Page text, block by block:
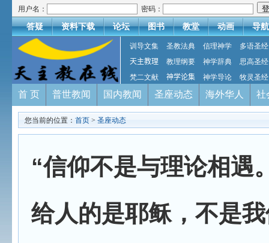
用户名： 密码：
答疑 资料下载 论坛 图书 教堂 动画 导航
训导文集 圣教法典 信理神学
多语圣经
天主教理
教理纲要 神学辞典
思高圣经
梵二文献
神学论集 神学导论 牧灵圣经
首 页 普世教闻 国内教闻 圣座动态 海外华人 社
您当前的位置： 首页 > 圣座动态
“信仰不是与理论相遇
给人的是耶稣，不是